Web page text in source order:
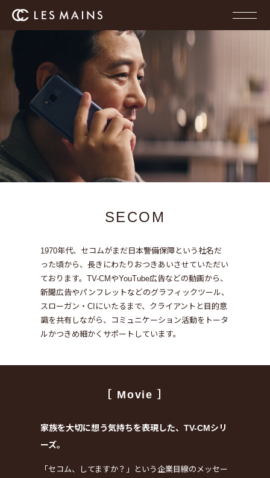
SECOM
1970年代、セコムがまだ日本警備保障という社名だ
った頃から、長きにわたりおつきあいさせていただい
ております。TV-CMやYouTube広告などの動画から、
新聞広告やパンフレットなどのグラフィックツール、
スローガン・CIにいたるまで、 クライアントと目的意
識を共有しながら、
コミュニケーション活動をトータ
ルかつきめ細かくサポートしています。
［ Movie ］
家族を大切に想う気持ちを表現した、TV-CMシリ
ーズ。
「セコム、してますか？」という企業目線のメッセー